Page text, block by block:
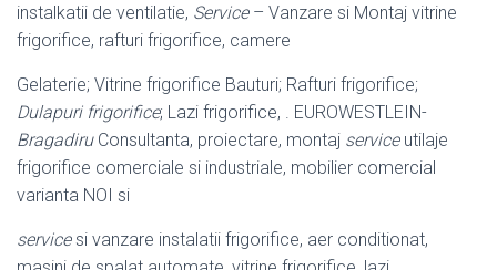
instalkatii de ventilatie, Service– Vanzare si Montaj vitrine
frigorifice, rafturi frigorifice, camere
Gelaterie; Vitrine frigorifice Bauturi; Rafturi frigorifice;
Dulapuri frigorifice; Lazi frigorifice, . EUROWESTLEIN-
BragadiruConsultanta, proiectare, montaj serviceutilaje
frigorifice comerciale si industriale, mobilier comercial
varianta NOI si
servicesi vanzare instalatii frigorifice, aer conditionat,